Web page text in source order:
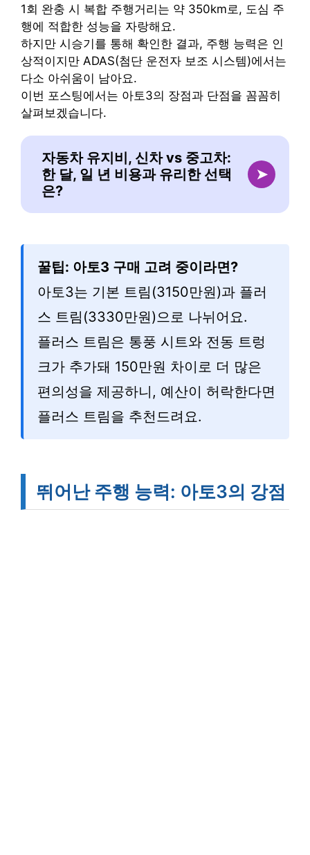
1회 완충 시 복합 주행거리는 약 350km로, 도심 주
행에 적합한 성능을 자랑해요.
하지만 시승기를 통해 확인한 결과, 주행 능력은 인
상적이지만 ADAS(첨단 운전자 보조 시스템)에서는
다소 아쉬움이 남아요.
이번 포스팅에서는 아토3의 장점과 단점을 꼼꼼히
살펴보겠습니다.
자동차 유지비, 신차 vs 중고차:
한 달, 일 년 비용과 유리한 선택
은?
➤
꿀팁: 아토3 구매 고려 중이라면?
아토3는 기본 트림(3150만원)과 플러
스 트림(3330만원)으로 나뉘어요.
플러스 트림은 통풍 시트와 전동 트렁
크가 추가돼 150만원 차이로 더 많은
편의성을 제공하니, 예산이 허락한다면
플러스 트림을 추천드려요.
뛰어난 주행 능력: 아토3의 강점